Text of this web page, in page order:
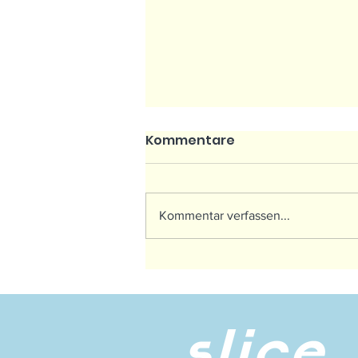
Padelsport
Kommentare
Kommentar verfassen...